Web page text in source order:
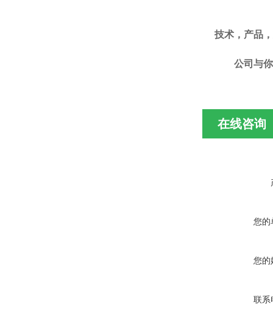
技术，产品
公司 与
在线咨询
您的
您的
联系